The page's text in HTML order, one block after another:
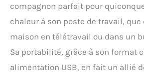
compagnon parfait pour
chaleur à son poste de travail, que
maison en télétravail ou dans un
Sa portabilité, grâce à son format
alimentation USB, en fait un allié